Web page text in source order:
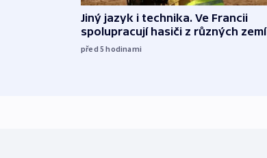
Jiný jazyk i technika. Ve Francii
spolupracují hasiči z různých zemí
před 5hodinami